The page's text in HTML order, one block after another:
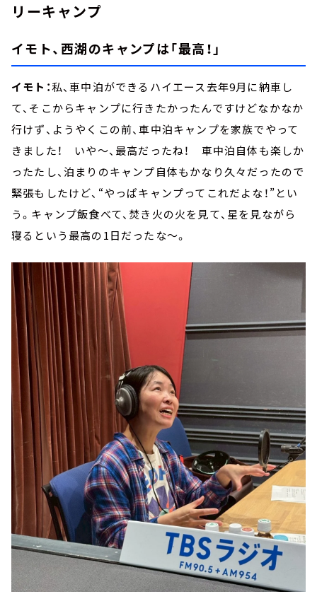
リーキャンプ
イモト、西湖のキャンプは「最高！」
イモト：私、車中泊ができるハイエース去年9月に納車し
て、そこからキャンプに行きたかったんですけどなかなか
行けず、ようやくこの前、車中泊キャンプを家族でやって
きました！ いや～、最高だったね！ 車中泊自体も楽しか
ったたし、泊まりのキャンプ自体もかなり久々だったので
緊張もしたけど、“やっぱキャンプってこれだよな！”とい
う。キャンプ飯食べて、焚き火の火を見て、星を見ながら
寝るという最高の1日だったな～。